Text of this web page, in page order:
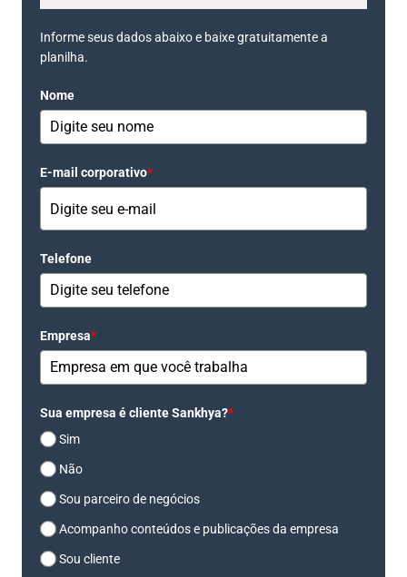
Informe seus dados abaixo e baixe gratuitamente a
planilha.
Nome
E-mail corporativo*
Telefone
Empresa*
Sua empresa é cliente Sankhya?*
Sim
Não
Sou parceiro de negócios
Acompanho conteúdos e publicações da empresa
Sou cliente